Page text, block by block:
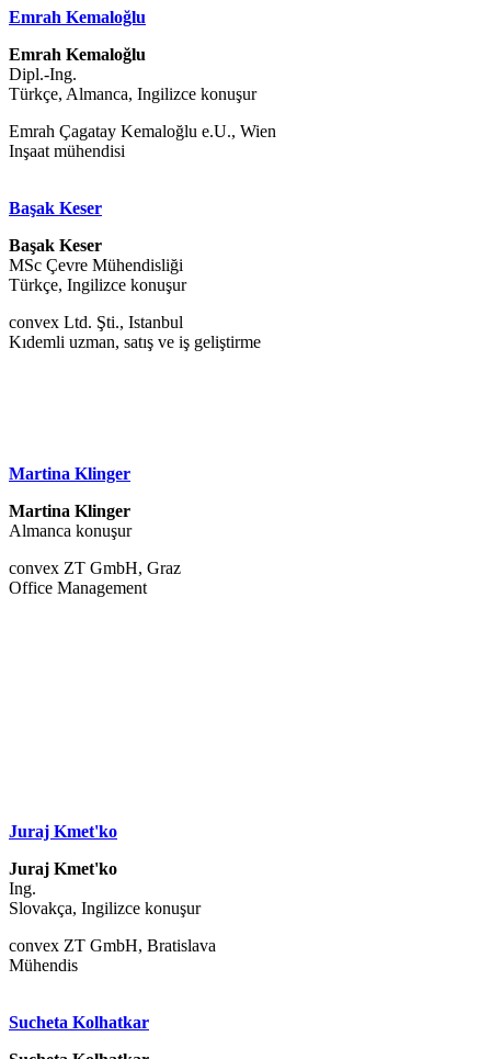
Emrah Kemaloğlu
Emrah Kemaloğlu
Dipl.-Ing.
Türkçe, Almanca, Ingilizce konuşur
Emrah Çagatay Kemaloğlu e.U., Wien
Inşaat mühendisi
Başak Keser
Başak Keser
MSc Çevre Mühendisliği
Türkçe, Ingilizce konuşur
convex Ltd. Şti., Istanbul
Kıdemli uzman, satış ve iş geliştirme
Martina Klinger
Martina Klinger
Almanca konuşur
convex ZT GmbH, Graz
Office Management
Juraj Kmet'ko
Juraj Kmet'ko
Ing.
Slovakça, Ingilizce konuşur
convex ZT GmbH, Bratislava
Mühendis
Sucheta Kolhatkar